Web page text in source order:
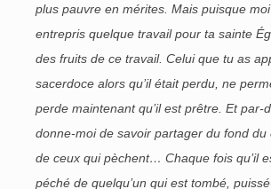
plus pauvre en mérites. Mais puisque moi
entrepris quelque travail pour ta sainte
des fruits de ce travail. Celui que tu as
sacerdoce alors qu’il était perdu, ne
perde maintenant qu’il est prêtre. Et par-
donne-moi de savoir partager du fond du
de ceux qui pèchent… Chaque fois qu’il
péché de quelqu’un qui est tombé,